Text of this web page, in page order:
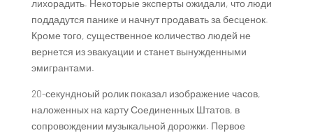
лихорадить. Некоторые эксперты ожидали, что люди
поддадутся панике и начнут продавать за бесценок.
Кроме того, существенное количество людей не
вернется из эвакуации и станет вынужденными
эмигрантами.
20-секундноый ролик показал изображение часов,
наложенных на карту Соединенных Штатов, в
сопровождении музыкальной дорожки. Первое